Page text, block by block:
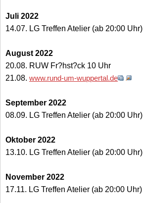
Juli 2022
14.07. LG Treffen Atelier (ab 20:00 Uhr)
August 2022
20.08. RUW Fr?hst?ck 10 Uhr
21.08. www.rund-um-wuppertal.de
September 2022
08.09. LG Treffen Atelier (ab 20:00 Uhr)
Oktober 2022
13.10. LG Treffen Atelier (ab 20:00 Uhr)
November 2022
17.11. LG Treffen Atelier (ab 20:00 Uhr)